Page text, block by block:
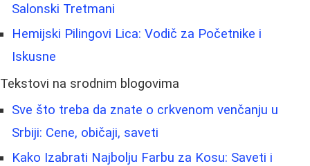
Salonski Tretmani
Hemijski Pilingovi Lica: Vodič za Početnike i
Iskusne
Tekstovi na srodnim blogovima
Sve što treba da znate o crkvenom venčanju u
Srbiji: Cene, običaji, saveti
Kako Izabrati Najbolju Farbu za Kosu: Saveti i